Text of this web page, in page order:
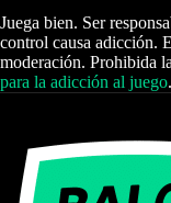
Juega bien. Ser
control causa adicción.
moderación. Prohibida
para la adicción al juego.